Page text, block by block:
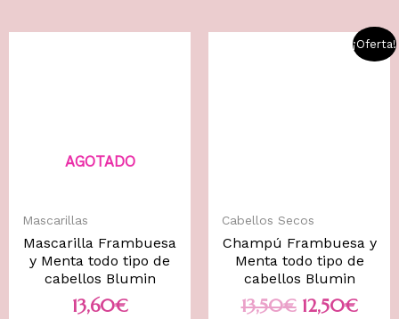
AGOTADO
Mascarillas
Mascarilla Frambuesa
y Menta todo tipo de
cabellos Blumin
13,60€
¡Oferta!
Cabellos Secos
Champú Frambuesa y
Menta todo tipo de
cabellos Blumin
13,50€ 12,50€